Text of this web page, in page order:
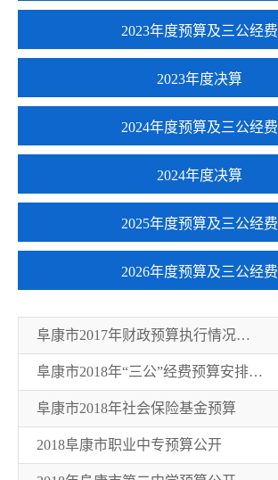
2023年度预算及三公经费
2023年度决算
2024年度预算及三公经费
2024年度决算
2025年度预算及三公经费
2026年度预算及三公经费
阜康市2017年财政预算执行情况与2018年财政预算草案的报告
阜康市2018年“三公”经费预算安排及转移支付情况说明
阜康市2018年社会保险基金预算
2018阜康市职业中专预算公开